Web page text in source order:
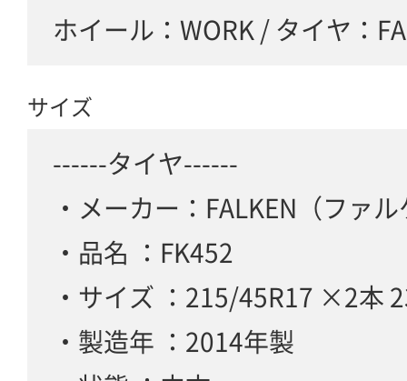
ホイール：WORK / タイヤ：
サイズ
------タイヤ------
・メーカー：FALKEN（ファ
・品名 ：FK452
・サイズ ：215/45R17 ×2本
・製造年 ：2014年製